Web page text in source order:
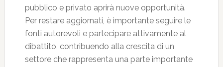
pubblico e privato aprirà nuove opportunità.
Per restare aggiornati, è importante seguire le
fonti autorevoli e partecipare attivamente al
dibattito, contribuendo alla crescita di un
settore che rappresenta una parte importante